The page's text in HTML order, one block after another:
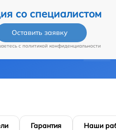
со специалистом
Оставить заявку
c политикой конфиденциальности
Гарантия Наши